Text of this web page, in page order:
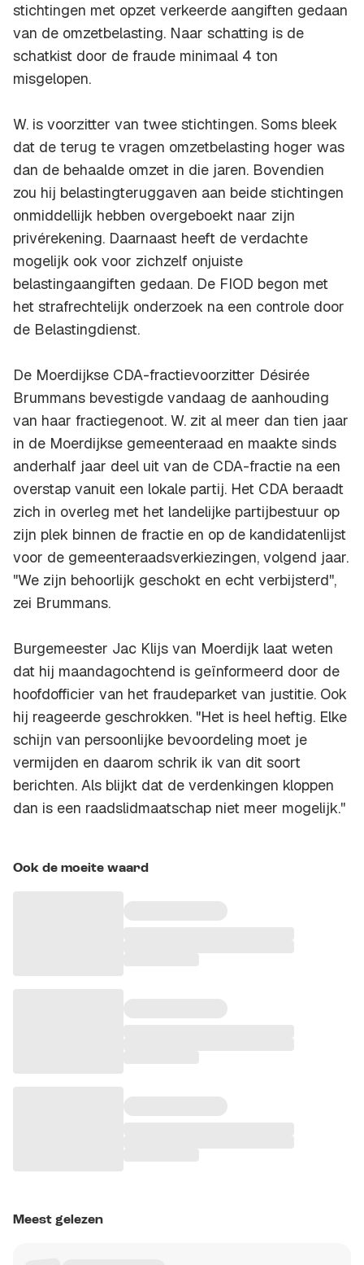
stichtingen met opzet verkeerde aangiften gedaan
van de omzetbelasting. Naar schatting is de
schatkist door de fraude minimaal 4 ton
misgelopen.
W. is voorzitter van twee stichtingen. Soms bleek
dat de terug te vragen omzetbelasting hoger was
dan de behaalde omzet in die jaren. Bovendien
zou hij belastingteruggaven aan beide stichtingen
onmiddellijk hebben overgeboekt naar zijn
privérekening. Daarnaast heeft de verdachte
mogelijk ook voor zichzelf onjuiste
belastingaangiften gedaan. De FIOD begon met
het strafrechtelijk onderzoek na een controle door
de Belastingdienst.
De Moerdijkse CDA-fractievoorzitter Désirée
Brummans bevestigde vandaag de aanhouding
van haar fractiegenoot. W. zit al meer dan tien jaar
in de Moerdijkse gemeenteraad en maakte sinds
anderhalf jaar deel uit van de CDA-fractie na een
overstap vanuit een lokale partij. Het CDA beraadt
zich in overleg met het landelijke partijbestuur op
zijn plek binnen de fractie en op de kandidatenlijst
voor de gemeenteraadsverkiezingen, volgend jaar.
"We zijn behoorlijk geschokt en echt verbijsterd'',
zei Brummans.
Burgemeester Jac Klijs van Moerdijk laat weten
dat hij maandagochtend is geïnformeerd door de
hoofdofficier van het fraudeparket van justitie. Ook
hij reageerde geschrokken. "Het is heel heftig. Elke
schijn van persoonlijke bevoordeling moet je
vermijden en daarom schrik ik van dit soort
berichten. Als blijkt dat de verdenkingen kloppen
dan is een raadslidmaatschap niet meer mogelijk.''
Ook de moeite waard
Meest gelezen